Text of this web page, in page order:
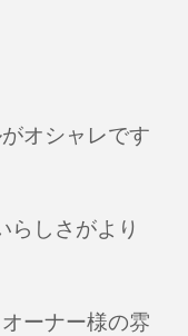
オシャレです
らしさがより
ーナー様の雰